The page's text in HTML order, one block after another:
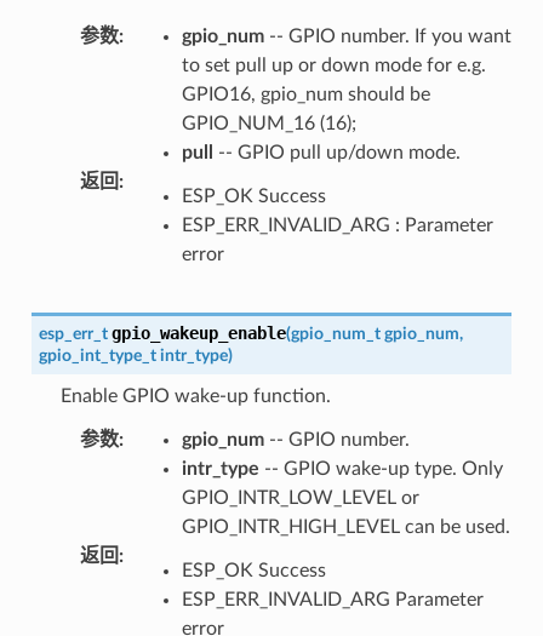
参数: gpio_num-- GPIO number. If you want
to set pull up or down mode for e.g.
GPIO16, gpio_num should be
GPIO_NUM_16 (16);
pull
-- GPIO pull up/down mode.
返回 :
ESP_OK Success
ESP_ERR_INVALID_ARG : Parameter
error
esp_err_t gpio_wakeup_enable(gpio_num_t gpio_num,
gpio_int_type_t intr_type)
Enable GPIO wake-up function.
参数: gpio_num-- GPIO number.
intr_type -- GPIO wake-up type. Only
GPIO_INTR_LOW_LEVEL or
GPIO_INTR_HIGH_LEVEL can be used.
返回 :
ESP_OK Success
ESP_ERR_INVALID_ARG Parameter
error